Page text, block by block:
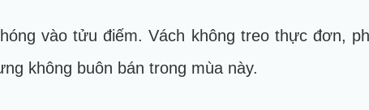
vào tửu điếm. Vách không treo thực đơn,
không buôn bán trong mùa này.